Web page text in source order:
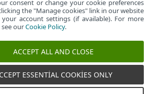
görüntüle
Portal
consent or change your cookie preferences
the "Manage cookies" link in our website
account settings (if available). For more
ourCookie Policy.
ACCEPT ALL AND CLOSE
ESSENTIAL COOKIES ONLY